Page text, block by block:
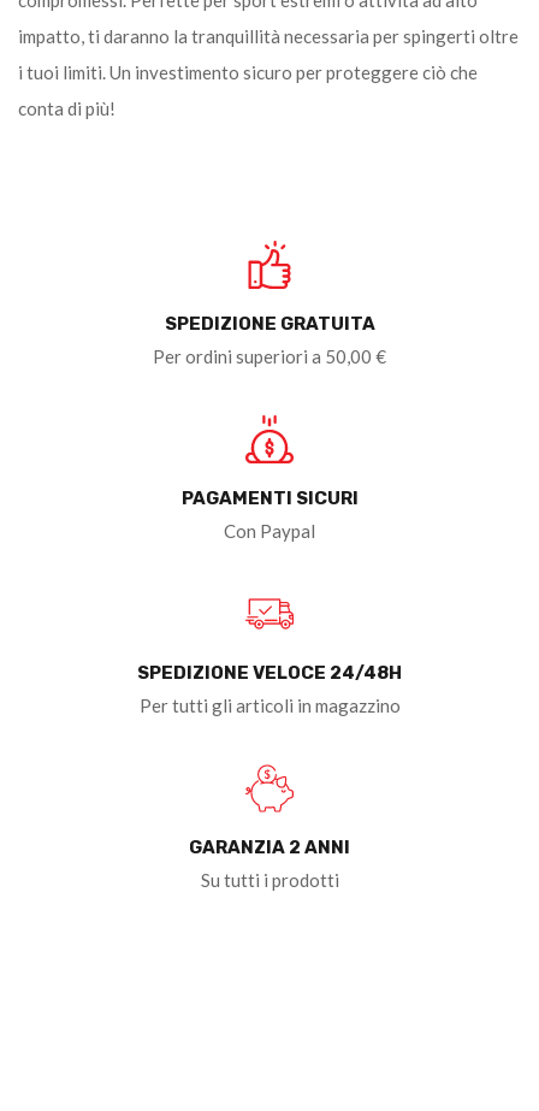
impatto, ti daranno la tranquillità necessaria per spingerti oltre
i tuoi limiti. Un investimento sicuro per proteggere ciò che
conta di più!
SPEDIZIONE GRATUITA
Per ordini superiori a 50,00 €
PAGAMENTI SICURI
Con Paypal
SPEDIZIONE VELOCE 24/48H
Per tutti gli articoli in magazzino
GARANZIA 2 ANNI
Su tutti i prodotti